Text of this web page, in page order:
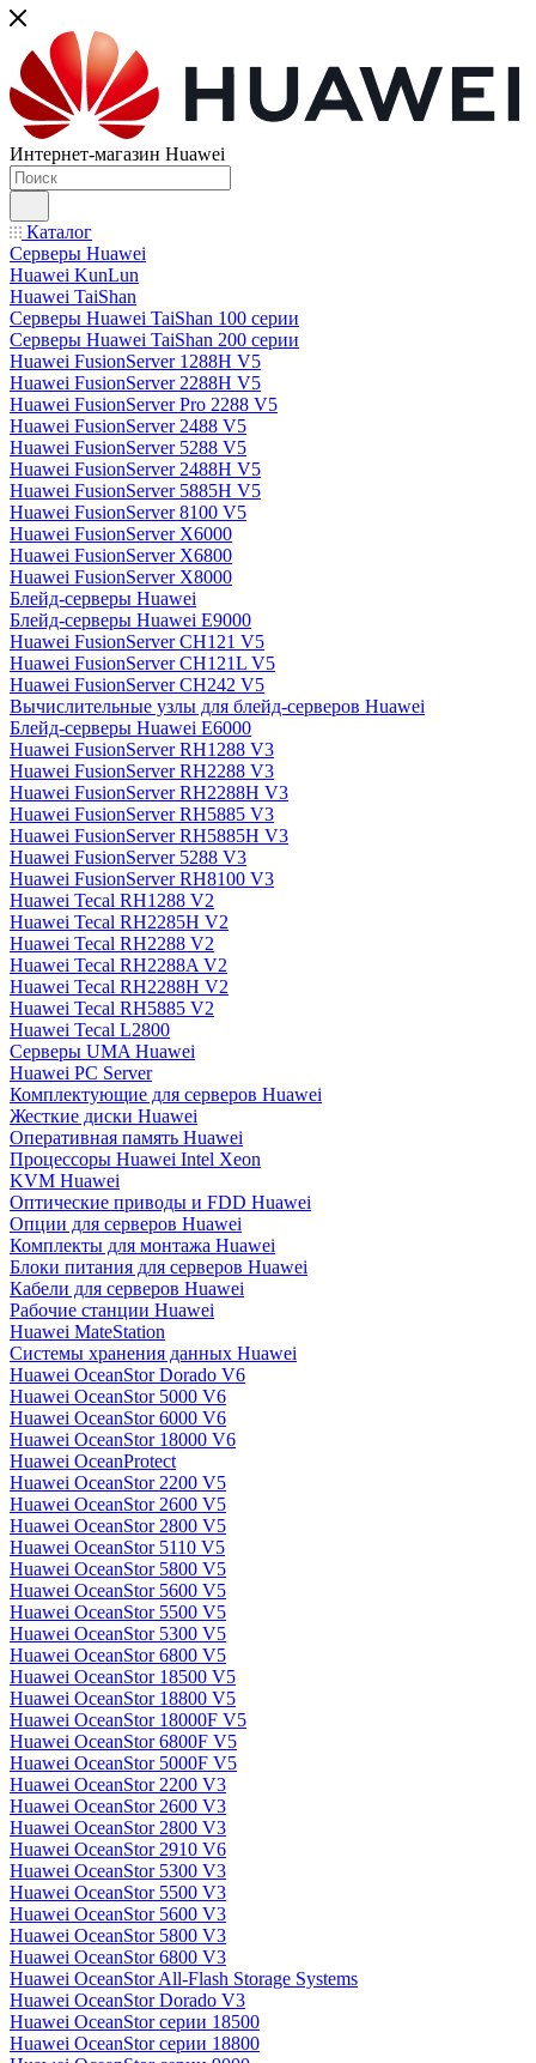
Интернет-магазин Huawei
Каталог
Серверы Huawei
Huawei KunLun
Huawei TaiShan
Серверы Huawei TaiShan 100 серии
Серверы Huawei TaiShan 200 серии
Huawei FusionServer 1288H V5
Huawei FusionServer 2288H V5
Huawei FusionServer Pro 2288 V5
Huawei FusionServer 2488 V5
Huawei FusionServer 5288 V5
Huawei FusionServer 2488H V5
Huawei FusionServer 5885H V5
Huawei FusionServer 8100 V5
Huawei FusionServer X6000
Huawei FusionServer X6800
Huawei FusionServer X8000
Блейд-серверы Huawei
Блейд-серверы Huawei E9000
Huawei FusionServer CH121 V5
Huawei FusionServer CH121L V5
Huawei FusionServer CH242 V5
Вычислительные узлы для блейд-серверов Huawei
Блейд-серверы Huawei E6000
Huawei FusionServer RH1288 V3
Huawei FusionServer RH2288 V3
Huawei FusionServer RH2288H V3
Huawei FusionServer RH5885 V3
Huawei FusionServer RH5885H V3
Huawei FusionServer 5288 V3
Huawei FusionServer RH8100 V3
Huawei Tecal RH1288 V2
Huawei Tecal RH2285H V2
Huawei Tecal RH2288 V2
Huawei Tecal RH2288A V2
Huawei Tecal RH2288H V2
Huawei Tecal RH5885 V2
Huawei Tecal L2800
Серверы UMA Huawei
Huawei PC Server
Комплектующие для серверов Huawei
Жесткие диски Huawei
Оперативная память Huawei
Процессоры Huawei Intel Xeon
KVM Huawei
Оптические приводы и FDD Huawei
Опции для серверов Huawei
Комплекты для монтажа Huawei
Блоки питания для серверов Huawei
Кабели для серверов Huawei
Рабочие станции Huawei
Huawei MateStation
Системы хранения данных Huawei
Huawei OceanStor Dorado V6
Huawei OceanStor 5000 V6
Huawei OceanStor 6000 V6
Huawei OceanStor 18000 V6
Huawei OceanProtect
Huawei OceanStor 2200 V5
Huawei OceanStor 2600 V5
Huawei OceanStor 2800 V5
Huawei OceanStor 5110 V5
Huawei OceanStor 5800 V5
Huawei OceanStor 5600 V5
Huawei OceanStor 5500 V5
Huawei OceanStor 5300 V5
Huawei OceanStor 6800 V5
Huawei OceanStor 18500 V5
Huawei OceanStor 18800 V5
Huawei OceanStor 18000F V5
Huawei OceanStor 6800F V5
Huawei OceanStor 5000F V5
Huawei OceanStor 2200 V3
Huawei OceanStor 2600 V3
Huawei OceanStor 2800 V3
Huawei OceanStor 2910 V6
Huawei OceanStor 5300 V3
Huawei OceanStor 5500 V3
Huawei OceanStor 5600 V3
Huawei OceanStor 5800 V3
Huawei OceanStor 6800 V3
Huawei OceanStor All-Flash Storage Systems
Huawei OceanStor Dorado V3
Huawei OceanStor серии 18500
Huawei OceanStor серии 18800